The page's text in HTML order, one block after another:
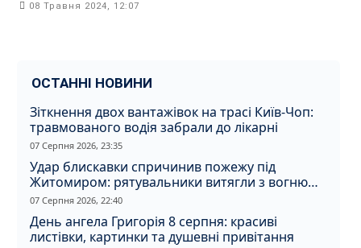
08 Травня 2024, 12:07
ОСТАННІ НОВИНИ
Зіткнення двох вантажівок на трасі Київ-Чоп:
травмованого водія забрали до лікарні
07 Серпня 2026, 23:35
Удар блискавки спричинив пожежу під
Житомиром: рятувальники витягли з вогню
кота
07 Серпня 2026, 22:40
День ангела Григорія 8 серпня: красиві
листівки, картинки та душевні привітання